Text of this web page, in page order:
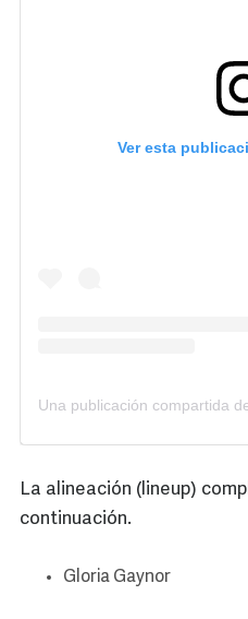
Ver esta
La alineación (lineup)
continuación.
Gloria Gaynor